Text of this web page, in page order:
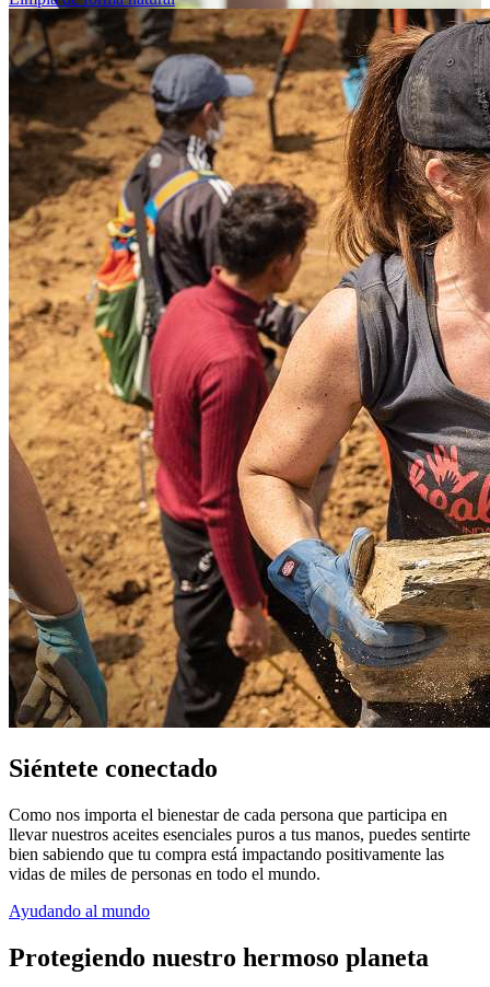
Siéntete conectado
Como nos importa el bienestar de cada persona que participa en
llevar nuestros aceites esenciales puros a tus manos, puedes sentirte
bien sabiendo que tu compra está impactando positivamente las
vidas de miles de personas en todo el mundo.
Ayudando al mundo
Protegiendo nuestro hermoso planeta